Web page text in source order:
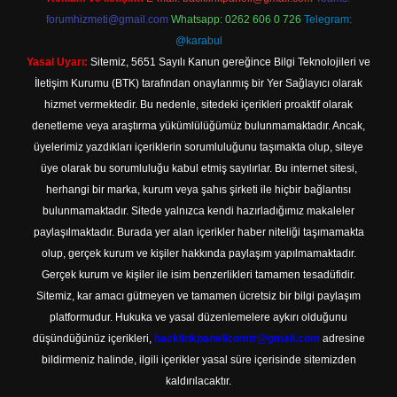
forumhizmeti@gmail.com Whatsapp: 0262 606 0 726 Telegram:
@karabul
Yasal Uyarı: Sitemiz, 5651 Sayılı Kanun gereğince Bilgi Teknolojileri ve
İletişim Kurumu (BTK) tarafından onaylanmış bir Yer Sağlayıcı olarak
hizmet vermektedir. Bu nedenle, sitedeki içerikleri proaktif olarak
denetleme veya araştırma yükümlülüğümüz bulunmamaktadır. Ancak,
üyelerimiz yazdıkları içeriklerin sorumluluğunu taşımakta olup, siteye
üye olarak bu sorumluluğu kabul etmiş sayılırlar. Bu internet sitesi,
herhangi bir marka, kurum veya şahıs şirketi ile hiçbir bağlantısı
bulunmamaktadır. Sitede yalnızca kendi hazırladığımız makaleler
paylaşılmaktadır. Burada yer alan içerikler haber niteliği taşımamakta
olup, gerçek kurum ve kişiler hakkında paylaşım yapılmamaktadır.
Gerçek kurum ve kişiler ile isim benzerlikleri tamamen tesadüfidir.
Sitemiz, kar amacı gütmeyen ve tamamen ücretsiz bir bilgi paylaşım
platformudur. Hukuka ve yasal düzenlemelere aykırı olduğunu
düşündüğünüz içerikleri, backlinkpanelicomtr@gmail.com adresine
bildirmeniz halinde, ilgili içerikler yasal süre içerisinde sitemizden
kaldırılacaktır.